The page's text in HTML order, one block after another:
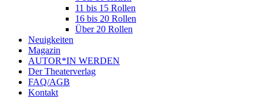
11 bis 15 Rollen
16 bis 20 Rollen
Über 20 Rollen
Neuigkeiten
Magazin
AUTOR*IN WERDEN
Der Theaterverlag
FAQ/AGB
Kontakt